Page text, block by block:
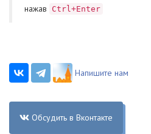
нажав
Ctrl+Enter
Напишите нам
Обсудить в Вконтакте